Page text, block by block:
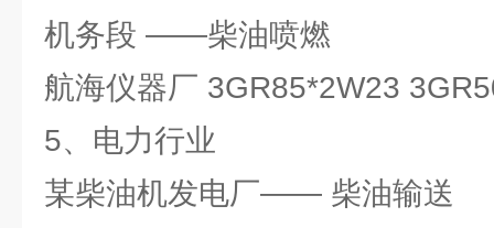
机务段 ——柴油喷燃
航海仪器厂 3GR85*2W23
5、电力行业
某柴油机发电厂—— 柴油输送